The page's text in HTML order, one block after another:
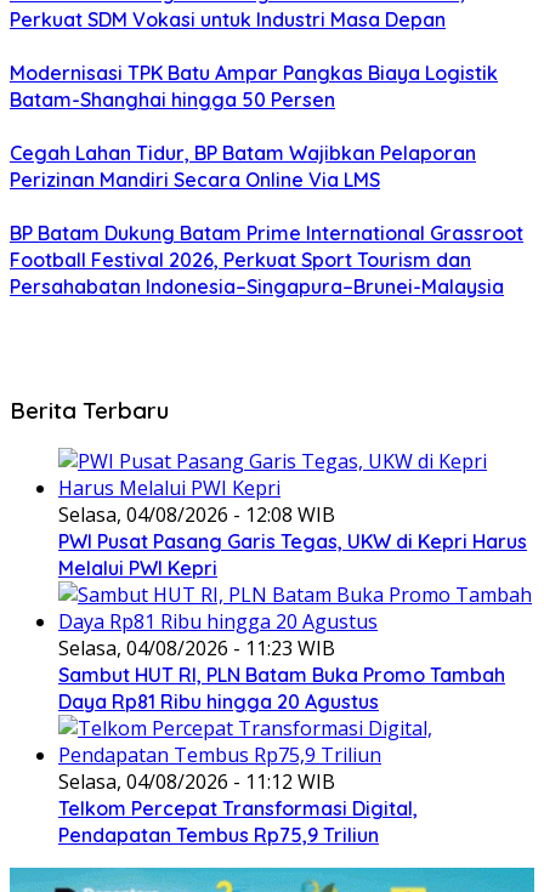
Perkuat SDM Vokasi untuk Industri Masa Depan
Modernisasi TPK Batu Ampar Pangkas Biaya Logistik
Batam-Shanghai hingga 50 Persen
Cegah Lahan Tidur, BP Batam Wajibkan Pelaporan
Perizinan Mandiri Secara Online Via LMS
BP Batam Dukung Batam Prime International Grassroot
Football Festival 2026, Perkuat Sport Tourism dan
Persahabatan Indonesia–Singapura–Brunei-Malaysia
Berita Terbaru
Selasa, 04/08/2026 - 12:08 WIB
PWI Pusat Pasang Garis Tegas, UKW di Kepri Harus
Melalui PWI Kepri
Selasa, 04/08/2026 - 11:23 WIB
Sambut HUT RI, PLN Batam Buka Promo Tambah
Daya Rp81 Ribu hingga 20 Agustus
Selasa, 04/08/2026 - 11:12 WIB
Telkom Percepat Transformasi Digital,
Pendapatan Tembus Rp75,9 Triliun